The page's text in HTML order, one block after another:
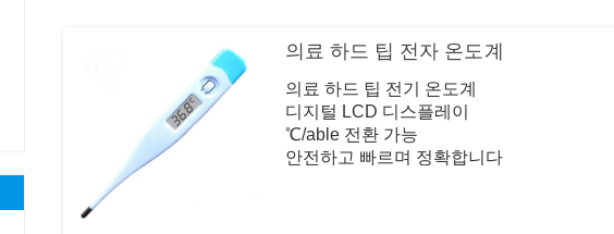
스토리지 케이스를 사용할 수 있습니다
의료 하드 팁 전자 온도계
의료 하드 팁 전기 온도계
디지털 LCD 디스플레이
℃/able 전환 가능
안전하고 빠르며 정확합니다